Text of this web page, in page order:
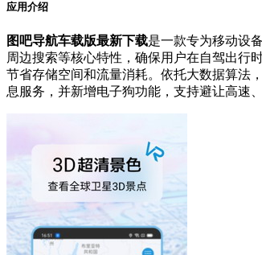
应用介绍
图吧导航车载版最新下载是一款专为移动设
周边搜索等核心特性，确保用户在自驾出行
节省存储空间和流量消耗。依托大数据算法
息服务，并新增电子狗功能，支持避让高速